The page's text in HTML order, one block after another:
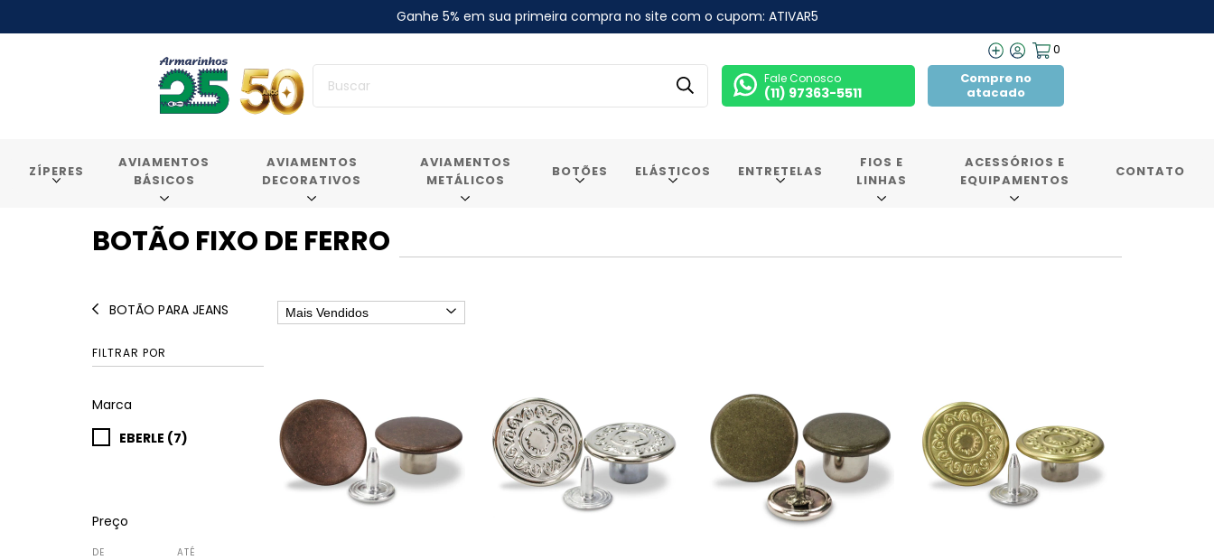
Ganhe 5% em sua primeira compra no site com o cupom: ATIVAR5
0
Fale Conosco
(11) 97363-5511
Compre no
atacado
ZÍPERES
AVIAMENTOS
BÁSICOS
AVIAMENTOS
DECORATIVOS
AVIAMENTOS
METÁLICOS
BOTÕES ELÁSTICOS ENTRETELAS
FIOS E
LINHAS
ACESSÓRIOS E
EQUIPAMENTOS
CONTATO
BOTÃO FIXO DE FERRO
BOTÃO PARA JEANS
FILTRAR POR
Marca
EBERLE (7)
Preço
DE ATÉ